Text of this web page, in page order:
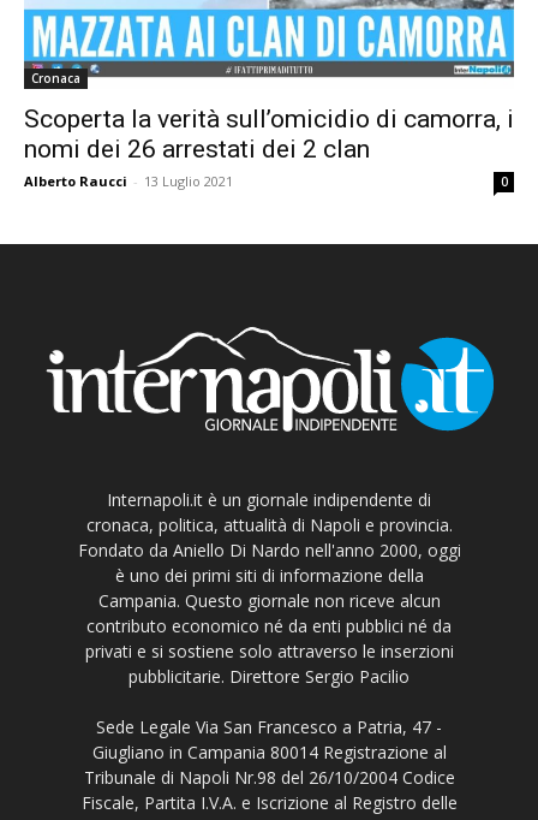
Cronaca
Scoperta la verità sull’omicidio di camorra, i
nomi dei 26 arrestati dei 2 clan
Alberto Raucci - 13 Luglio 2021 0
Internapoli.it è un giornale indipendente di
cronaca, politica, attualità di Napoli e provincia.
Fondato da Aniello Di Nardo nell'anno 2000, oggi
è uno dei primi siti di informazione della
Campania. Questo giornale non riceve alcun
contributo economico né da enti pubblici né da
privati e si sostiene solo attraverso le inserzioni
pubblicitarie. Direttore Sergio Pacilio
Sede Legale Via San Francesco a Patria, 47 -
Giugliano in Campania 80014 Registrazione al
Tribunale di Napoli Nr.98 del 26/10/2004 Codice
Fiscale, Partita I.V.A. e Iscrizione al Registro delle